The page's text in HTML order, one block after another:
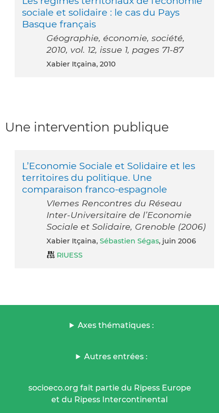
sociale et solidaire : le cas du Pays
Basque français
Géographie, économie, société,
2010, vol. 12, issue 1, pages 71-87
Xabier Itçaina, 2010
Une intervention publique
L’Economie Sociale et Solidaire et les
territoires du politique. Une
comparaison franco-espagnole
VIemes Rencontres du Réseau
Inter-Universitaire de l’Economie
Sociale et Solidaire, Grenoble (2006)
Xabier Itçaina, Sébastien Ségas, juin 2006
RIUESS
Axes thématiques :
Autres entrées :
socioeco.org fait partie du Ripess Europe
et du Ripess Intercontinental